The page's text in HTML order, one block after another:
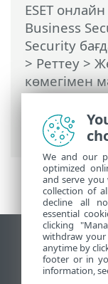
ESET
Business
Security
> Реттеу >
көмегімен
Журнал
жасау
Жұмыс
End of Life
ESET білім
We and our
optimized
and serve you
collection of
decline all
essential
clicking
withdraw your
anytime by
footer or in
information,